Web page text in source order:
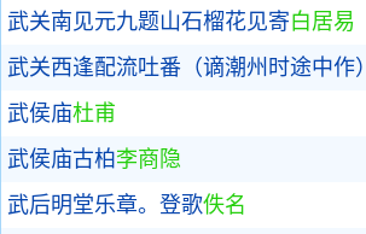
武关南见元九题山石榴花见寄白居易
武关西逢配流吐番（谪潮州时途中作）
武侯庙杜甫
武侯庙古柏李商隐
武后明堂乐章。登歌佚名